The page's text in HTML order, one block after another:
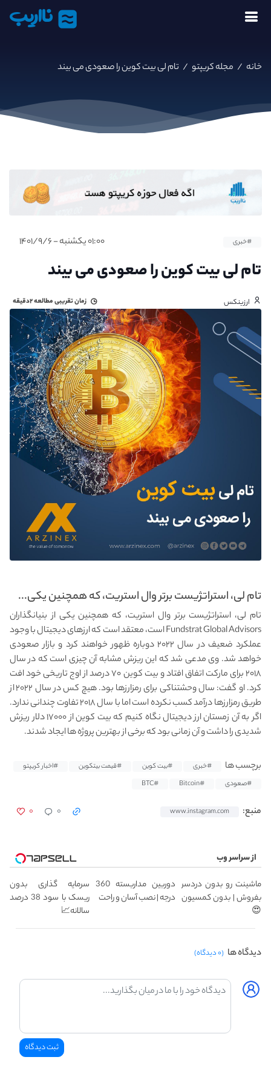
نااریب
خانه / مجله کریپتو / تام لی بیت کوین را صعودی می بیند
#خبری ۰۱:۰۰ یکشنبه - ۱۴۰۱/۹/۶
تام لی بیت کوین را صعودی می بیند
ارزینکس زمان تقریبی مطالعه۲دقیقه
تام لی، استراتژیست برتر وال استریت، که همچنین یکی...
تام لی، استراتژیست برتر وال استریت، که همچنین یکی از بنیانگذاران
Fundstrat Global Advisors است، معتقد است که ارزهای دیجیتال با وجود
عملکرد ضعیف در سال ۲۰۲۲ دوباره ظهور خواهند کرد و بازار صعودی
خواهد شد. وی مدعی شد که این ریزش مشابه آن چیزی است که در سال
۲۰۱۸ برای مارکت اتفاق افتاد و بیت کوین ۷۰ درصد از اوج تاریخی خود افت
کرد. او گفت: سال وحشتناکی برای رمزارزها بود. هیچ کس در سال ۲۰۲۲ از
طریق رمزارزها درآمد کسب نکرده است اما با سال ۲۰۱۸ تفاوت چندانی ندارد.
اگر به آن زمستان ارز دیجیتال نگاه کنیم که بیت کوین از ۱۷۰۰۰ دلار ریزش
شدیدی را داشت و آن زمانی بود که برخی از بهترین پروژه ها ایجاد شدند.
برچسب ها #خبری #بیت کوین #قیمت بیتکوین
#اخبار کریپتو
#صعودی
#Bitcoin
#BTC
منبع: www.instagram.com ۰ ۰
از سراسر وب
ماشینت رو بدون دردسر
بفروش | بدون کمسیون
😍
دوربین مداربسته 360
درجه | نصب آسان و راحت
سرمایه گذاری بدون
ریسک با سود 38 درصد
سالانه📈
دیدگاه ها (۰ دیدگاه)